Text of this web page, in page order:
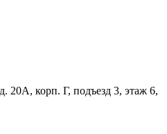
20А, корп. Г, подъезд 3, этаж 6,